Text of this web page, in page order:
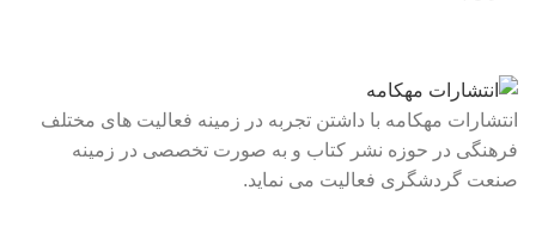
انتشارات مهکامه با داشتن تجربه در زمینه فعالیت های مختلف
فرهنگی در حوزه نشر کتاب و به صورت تخصصی در زمینه
صنعت گردشگری فعالیت می نماید.